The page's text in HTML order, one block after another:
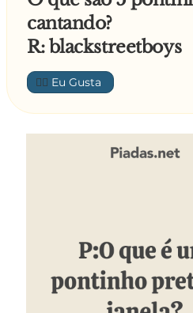
cantando?
R: blackstreetboys
👍🏼